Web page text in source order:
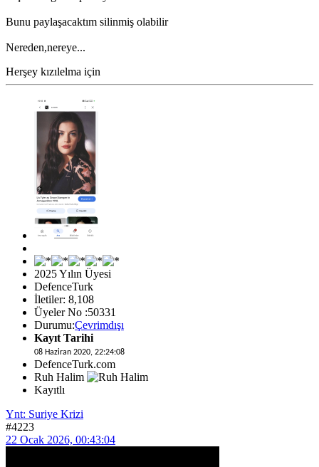
Bunu paylaşacaktım silinmiş olabilir
Nereden,nereye...
Herşey kızılelma için
2025 Yılın Üyesi
DefenceTurk
İletiler: 8,108
Üyeler No :50331
Durumu:Çevrimdışı
Kayıt Tarihi
08 Haziran 2020, 22:24:08
DefenceTurk.com
Ruh Halim
Kayıtlı
Ynt: Suriye Krizi
#4223
22 Ocak 2026, 00:43:04